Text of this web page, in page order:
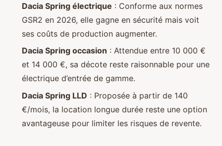
Dacia Spring électrique : Conforme aux normes
GSR2 en 2026, elle gagne en sécurité mais voit
ses coûts de production augmenter.
Dacia Spring occasion : Attendue entre 10 000 €
et 14 000 €, sa décote reste raisonnable pour une
électrique d’entrée de gamme.
Dacia Spring LLD : Proposée à partir de 140
€/mois, la location longue durée reste une option
avantageuse pour limiter les risques de revente.